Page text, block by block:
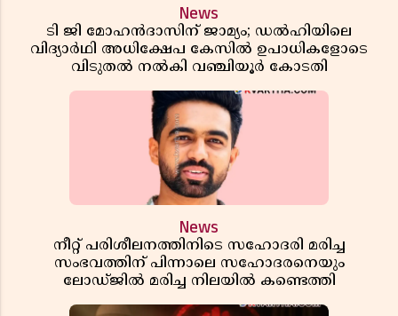
News
ടി ജി മോഹൻദാസിന് ജാമ്യം; ഡൽഹിയിലെ
വിദ്യാർഥി അധിക്ഷേപ കേസിൽ ഉപാധികളോടെ
വിടുതൽ നൽകി വഞ്ചിയൂർ കോടതി
News
നീറ്റ് പരിശീലനത്തിനിടെ സഹോദരി മരിച്ച
സംഭവത്തിന് പിന്നാലെ സഹോദരനെയും
ലോഡ്ജിൽ മരിച്ച നിലയിൽ കണ്ടെത്തി